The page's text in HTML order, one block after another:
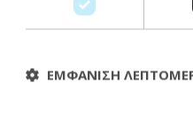
απλά. Άρα μην πέσεις
την κάθε λεπτομέρεια
ΕΜΦΆΝΙΣΗ